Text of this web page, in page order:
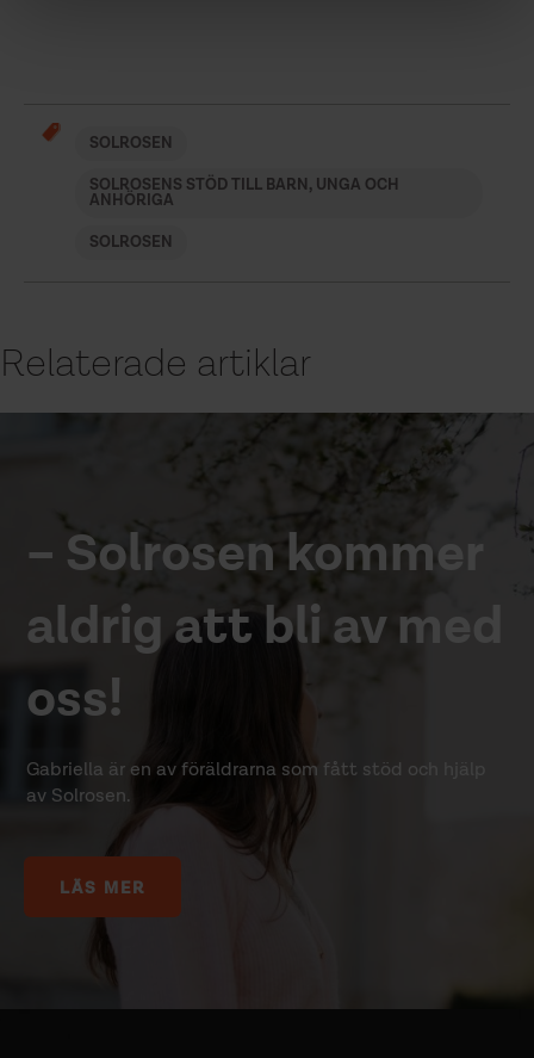
SOLROSEN
SOLROSENS STÖD TILL BARN, UNGA OCH
ANHÖRIGA
SOLROSEN
Relaterade artiklar
– Solrosen kommer
aldrig att bli av med
oss!
Gabriella är en av föräldrarna som fått stöd och hjälp
av Solrosen.
LÄS MER